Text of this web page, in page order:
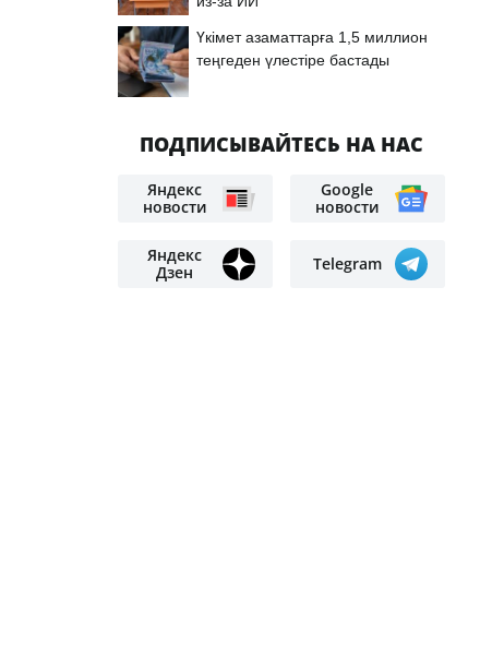
Үкімет азаматтарға 1,5 миллион
теңгеден үлестіре бастады
ПОДПИСЫВАЙТЕСЬ НА НАС
Яндекс
новости
Google
новости
Яндекс
Дзен
Telegram